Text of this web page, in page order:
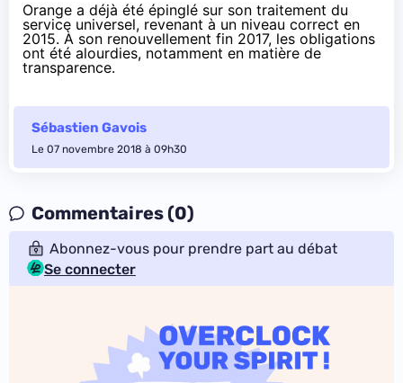
Orange a déjà été épinglé sur son traitement du
service universel, revenant à un niveau correct en
2015. À son renouvellement fin 2017, les obligations
ont été alourdies, notamment en matière de
transparence.
Sébastien Gavois
Le 07 novembre 2018 à 09h30
Commentaires (0)
Abonnez-vous pour prendre part au débat
Se connecter